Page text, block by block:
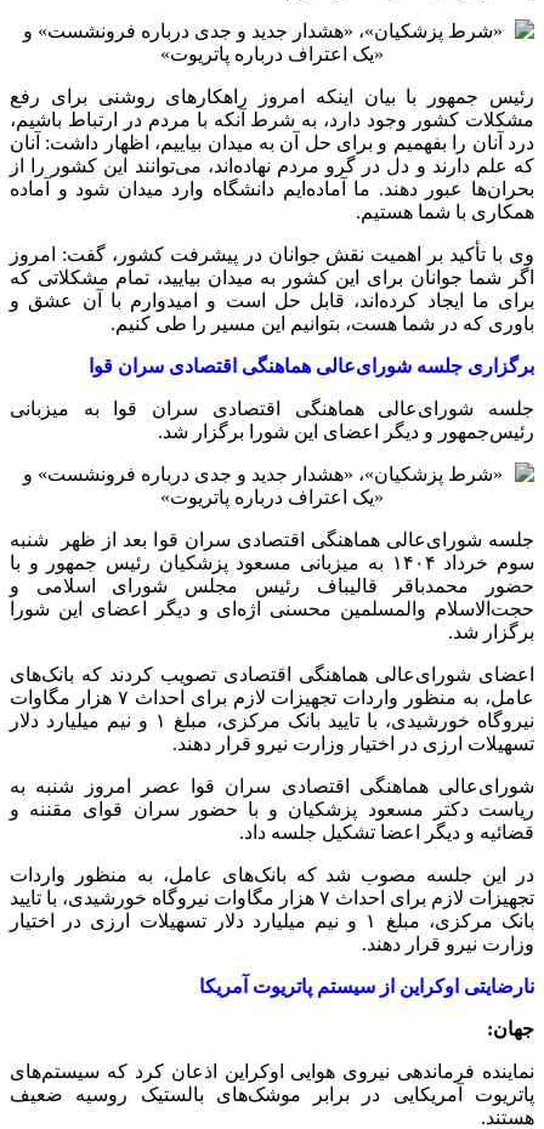
رئیس جمهور با بیان اینکه امروز راهکارهای روشنی برای رفع
مشکلات کشور وجود دارد، به شرط آنکه با مردم در ارتباط باشیم،
درد آنان را بفهمیم و برای حل آن به میدان بیاییم، اظهار داشت‌: آنان
که علم دارند و دل در گرو مردم نهاده‌اند، می‌توانند این کشور را از
بحران‌ها عبور دهند. ما آماده‌ایم دانشگاه وارد میدان شود و آماده
همکاری با شما هستیم.
وی با تأکید بر اهمیت نقش جوانان در پیشرفت کشور، گفت: امروز
اگر شما جوانان برای این کشور به میدان بیایید، تمام مشکلاتی که
برای ما ایجاد کرده‌اند، قابل حل است و امیدوارم با آن عشق و
باوری که در شما هست، بتوانیم این مسیر را طی کنیم.
برگزاری جلسه شورای‌عالی هماهنگی اقتصادی سران قوا
جلسه شورای‌عالی هماهنگی اقتصادی سران قوا به میزبانی
رئیس‌جمهور و دیگر اعضای این شورا برگزار شد.
جلسه شورای‌عالی هماهنگی اقتصادی سران قوا بعد از ظهر شنبه
سوم خرداد ۱۴۰۴ به میزبانی مسعود پزشکیان رئیس جمهور و با
حضور محمدباقر قالیباف رئیس مجلس شورای اسلامی و
حجت‌الاسلام والمسلمین محسنی اژه‌ای و دیگر اعضای این شورا
برگزار شد.
اعضای شورای‌عالی هماهنگی اقتصادی تصویب کردند که بانک‌های
عامل، به منظور واردات تجهیزات لازم برای احداث ۷ هزار مگاوات
نیروگاه خورشیدی، با تایید بانک مرکزی، مبلغ ۱ و نیم میلیارد دلار
تسهیلات ارزی در اختیار وزارت نیرو قرار دهند.
شورای‌عالی هماهنگی اقتصادی سران قوا عصر امروز شنبه به
ریاست دکتر مسعود پزشکیان و با حضور سران قوای مقننه و
قضائیه و دیگر اعضا تشکیل جلسه داد.
در این جلسه مصوب شد که بانک‌های عامل، به منظور واردات
تجهیزات لازم برای احداث ۷ هزار مگاوات نیروگاه خورشیدی، با تایید
بانک مرکزی، مبلغ ۱ و نیم میلیارد دلار تسهیلات ارزی در اختیار
وزارت نیرو قرار دهند.
نارضایتی اوکراین از سیستم پاتریوت آمریکا
جهان:
نماینده فرماندهی نیروی هوایی اوکراین اذعان کرد که سیستم‌های
پاتریوت آمریکایی در برابر موشک‌های بالستیک روسیه ضعیف
هستند.